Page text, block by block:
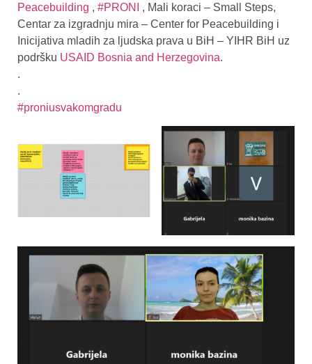
Peacebuilding , #PRONI
, Mali koraci – Small Steps,
Centar za izgradnju mira – Center for Peacebuilding i
Inicijativa mladih za ljudska prava u BiH – YIHR BiH uz
podršku USAID Bosnia and Herzegovina.
.
.
#proniusvakomgradu